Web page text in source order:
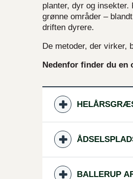
planter, dyr og
grønne områder –
driften dyrere.
De metoder, der virker,
Nedenfor finder du
BALLERUP